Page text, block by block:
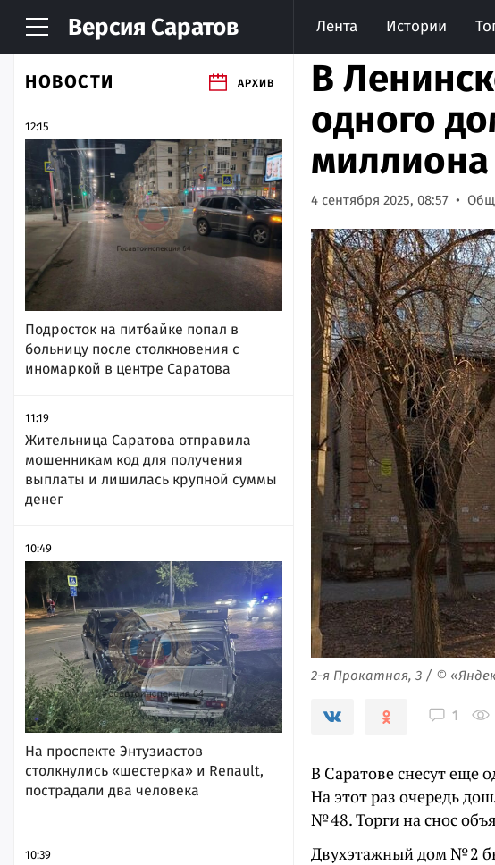
Версия Саратов Лента Истории
НОВОСТИ АРХИВ
12:15
Подросток на питбайке попал в
больницу после столкновения с
иномаркой в центре Саратова
11:19
Жительница Саратова отправила
мошенникам код для получения
выплаты и лишилась крупной суммы
денег
10:49
На проспекте Энтузиастов
столкнулись «шестерка» и Renault,
пострадали два человека
10:39
В
одного
миллиона
4 сентября 2025, 08:57
2-я Прокатная, 3 / ©
1
В Саратове снесут еще
На этот раз очередь
№ 48. Торги на снос
Двухэтажный дом № 2